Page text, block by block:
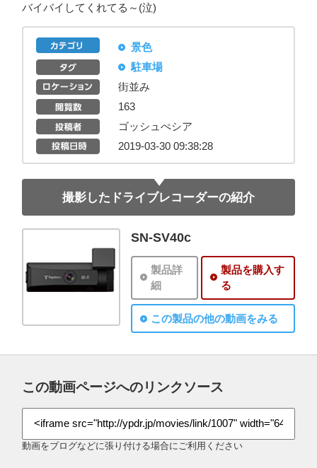
バイバイしてくれてる～(泣)
景色
駐車場
街並み
163
ゴッシュぺシア
2019-03-30 09:38:28
撮影したドライブレコーダーの紹介
SN-SV40c
製品詳
細
製品を購入す
る
この製品の他の動画をみる
この動画ページへのリンクソース
動画をブログなどに張り付ける場合にご利用ください